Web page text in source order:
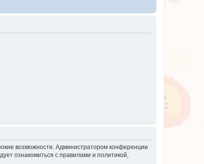
возможности. Администратором конференции
ознакомиться с правилами и политикой,